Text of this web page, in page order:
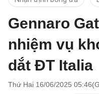
Gennaro
nhiệm vụ
dắt ĐT Italia
Thứ Hai 16/06/2025